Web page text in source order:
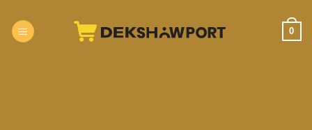
content
0